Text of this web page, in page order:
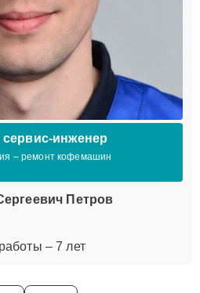
инженер
– ремонт кофемашин
Петров
– 7 лет